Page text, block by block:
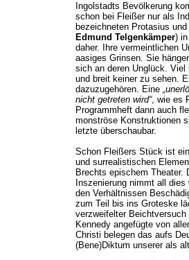
Ingolstadts Bevölkerung
schon bei Fleißer nur als
bezeichneten Protasius
Edmund Telgenkämper) in
daher. Ihre vermeintlichen
aasiges Grinsen. Sie
sich an deren Unglück.
und breit keiner zu sehen.
dazuzugehören. Eine
nicht getreten wird“, wie es
Programmheft dann auch
monströse Konstruktionen
letzte überschaubar.
Schon Fleißers Stück ist
und surrealistischen
Brechts epischem Theater.
Inszenierung nimmt all
den Verhältnissen
zum Teil bis ins Groteske
verzweifelter
Kennedy angefügte von
Christi belegen das aufs
(Bene)Diktum unserer als